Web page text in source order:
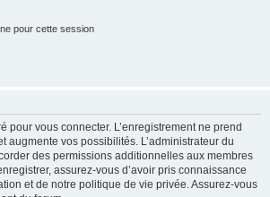
pour cette session
pour vous connecter. L’enregistrement ne prend
augmente vos possibilités. L’administrateur du
des permissions additionnelles aux membres
assurez-vous d’avoir pris connaissance
et de notre politique de vie privée. Assurez-vous